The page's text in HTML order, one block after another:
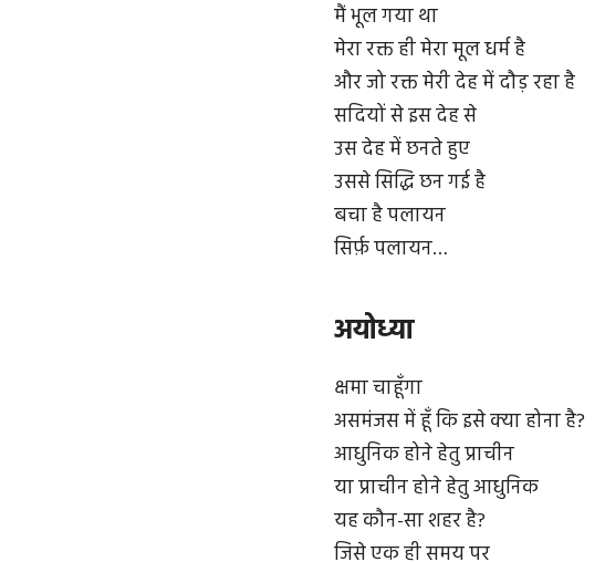
मैं भूल गया था
मेरा रक्त ही मेरा मूल धर्म है
और जो रक्त मेरी देह में दौड़ रहा है
सदियों से इस देह से
उस देह में छनते हुए
उससे सिद्धि छन गई है
बचा है पलायन
सिर्फ़ पलायन…
अयोध्या
क्षमा चाहूँगा
असमंजस में हूँ कि इसे क्या होना है?
आधुनिक होने हेतु प्राचीन
या प्राचीन होने हेतु आधुनिक
यह कौन-सा शहर है?
जिसे एक ही समय पर